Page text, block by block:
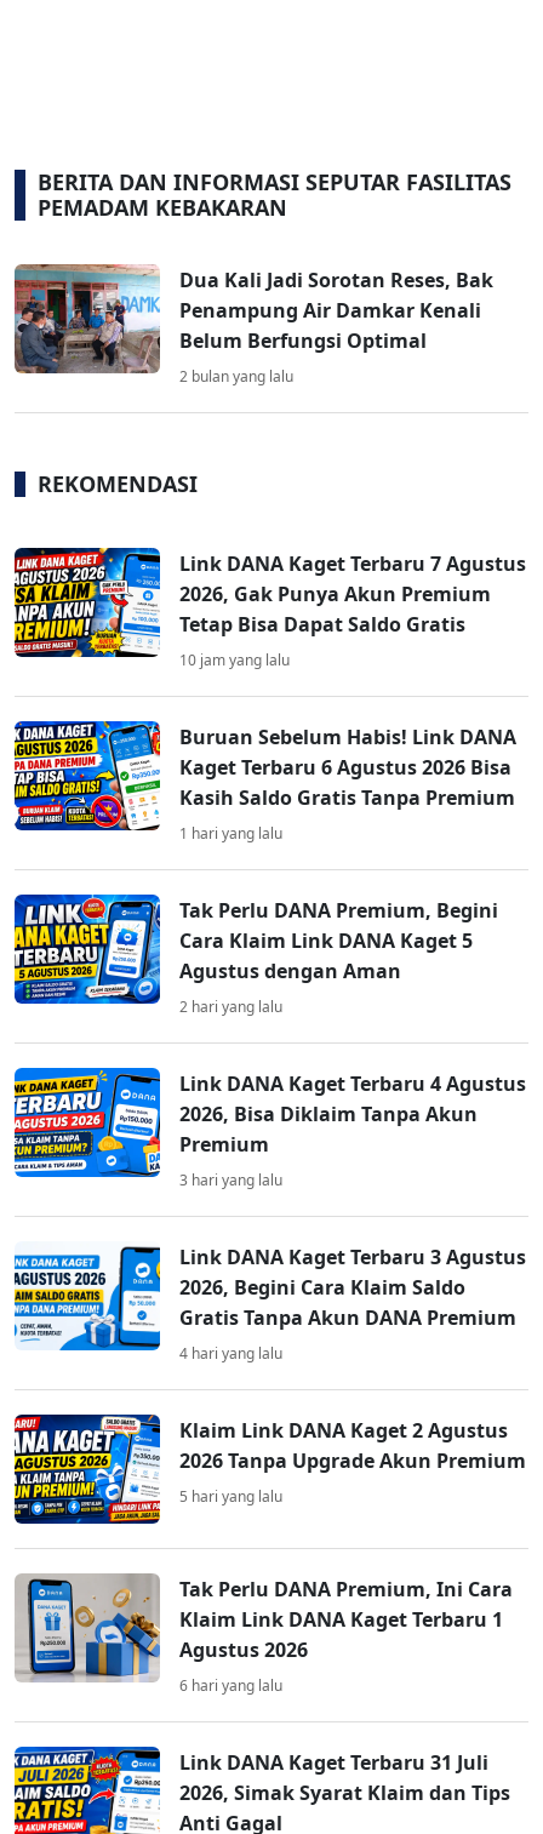
BERITA DAN INFORMASI SEPUTAR FASILITAS
PEMADAM KEBAKARAN
Dua Kali Jadi Sorotan Reses, Bak
Penampung Air Damkar Kenali
Belum Berfungsi Optimal
2 bulan yang lalu
REKOMENDASI
Link DANA Kaget Terbaru 7 Agustus
2026, Gak Punya Akun Premium
Tetap Bisa Dapat Saldo Gratis
10 jam yang lalu
Buruan Sebelum Habis! Link DANA
Kaget Terbaru 6 Agustus 2026 Bisa
Kasih Saldo Gratis Tanpa Premium
1 hari yang lalu
Tak Perlu DANA Premium, Begini
Cara Klaim Link DANA Kaget 5
Agustus dengan Aman
2 hari yang lalu
Link DANA Kaget Terbaru 4 Agustus
2026, Bisa Diklaim Tanpa Akun
Premium
3 hari yang lalu
Link DANA Kaget Terbaru 3 Agustus
2026, Begini Cara Klaim Saldo
Gratis Tanpa Akun DANA Premium
4 hari yang lalu
Klaim Link DANA Kaget 2 Agustus
2026 Tanpa Upgrade Akun Premium
5 hari yang lalu
Tak Perlu DANA Premium, Ini Cara
Klaim Link DANA Kaget Terbaru 1
Agustus 2026
6 hari yang lalu
Link DANA Kaget Terbaru 31 Juli
2026, Simak Syarat Klaim dan Tips
Anti Gagal